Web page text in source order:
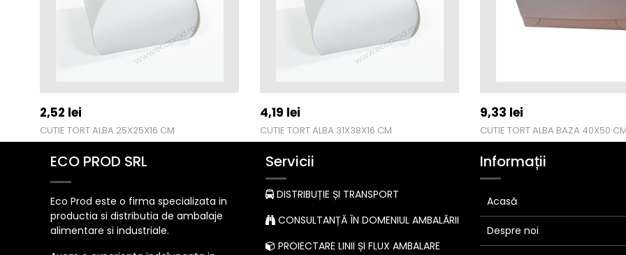
2,52 lei
CUTIE TORT ALBA 25X25X16 CM
4,19 lei
CUTIE TORT ALBA 31X38X16 CM
9,33 lei
ECO PROD SRL
Eco Prod este o firma specializata in
productia si distributia de ambalaje
alimentare si industriale.
Servicii
DISTRIBUȚIE ȘI TRANSPORT
CONSULTANȚĂ ÎN DOMENIUL AMBALĂRII
PROIECTARE LINII ȘI FLUX AMBALARE
Informații
Acasă
Despre noi